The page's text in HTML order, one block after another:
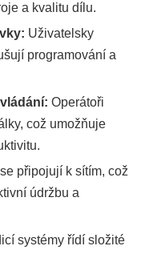
a kvalitu dílu.
Uživatelsky
programování a
Operátoři
což umožňuje
připojují k sítím, což
údržbu a
systémy řídí složité